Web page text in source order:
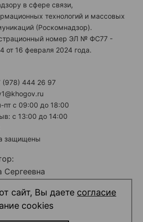
в сфере связи,
технологий и массовых
(Роскомнадзор).
номер ЭЛ № ФС77 -
от 16 февраля 2024 года.
(978) 444 26 97
с 09:00 до 18:00
с 13:00 до 14:00
защищены
Сергеевна
+7 (978) 698 12 80
сайт, Вы даете согласие
cookies